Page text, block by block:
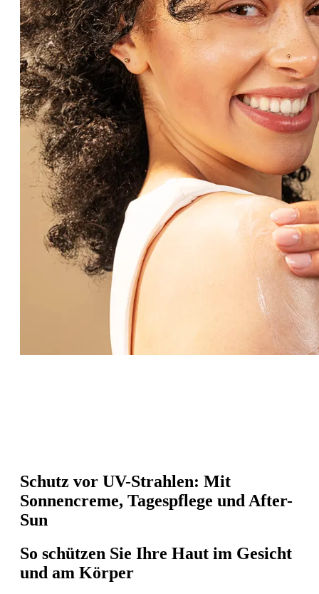
Schutz vor UV-Strahlen: Mit
Sonnencreme, Tagespflege und After-
Sun
So schützen Sie Ihre Haut im Gesicht
und am Körper